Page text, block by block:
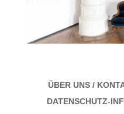
ÜBER UNS /
DATENSCHUTZ-